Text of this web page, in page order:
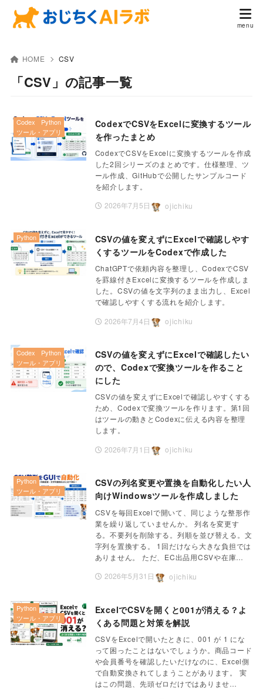
HOME CSV
「CSV」の記事一覧
CodexでCSVをExcelに変換するツール
を作ったまとめ
CodexでCSVをExcelに変換するツールを作成
した2回シリーズのまとめです。仕様整理、ツ
ール作成、GitHubで公開したサンプルコード
を紹介します。
2026年7月5日
Codex
Python
ツール・アプリ
ojichiku
CSVの値を変えずにExcelで確認しやす
くするツールをCodexで作成した
ChatGPTで依頼内容を整理し、CodexでCSV
を罫線付きExcelに変換するツールを作成しま
した。CSVの値を文字列のまま出力し、Excel
で確認しやすくする流れを紹介します。
2026年7月4日
Python
ojichiku
CSVの値を変えずにExcelで確認したい
ので、Codexで変換ツールを作ること
にした
CSVの値を変えずにExcelで確認しやすくする
ため、Codexで変換ツールを作ります。第1回
はツールの動きとCodexに伝える内容を整理
します。
2026年7月1日
Codex
Python
ツール・アプリ
ojichiku
CSVの列名変更や置換を自動化したい人
向けWindowsツールを作成しました
CSVを毎回Excelで開いて、同じような整形作
業を繰り返していませんか。 列名を変更す
る。不要列を削除する。列順を並び替える。文
字列を置換する。 1回だけなら大きな負担では
ありません。 ただ、EC出品用CSVや在庫…
2026年5月31日
Python
ツール・アプリ
ojichiku
ExcelでCSVを開くと001が消える？よ
くある問題と対策を解説
CSVをExcelで開いたときに、001 が 1 にな
って困ったことはないでしょうか。商品コード
や会員番号を確認したいだけなのに、Excel側
で自動変換されてしまうことがあります。 実
はこの問題、先頭ゼロだけではありませ…
Python
ツール・アプリ